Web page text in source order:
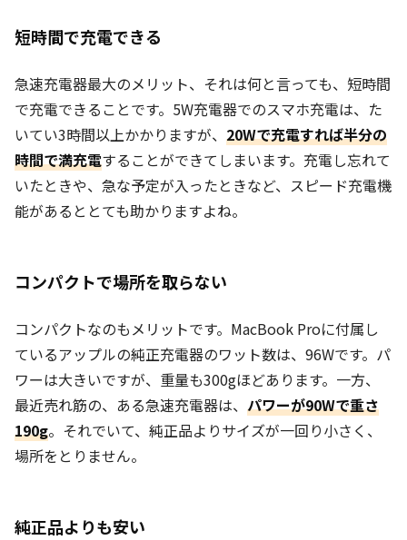
短時間で充電できる
急速充電器最大のメリット、それは何と言っても、短時間
で充電できることです。5W充電器でのスマホ充電は、た
いてい3時間以上かかりますが、 20Wで充電すれば半分の
時間で満充電することができてしまいます。充電し忘れて
いたときや、急な予定が入ったときなど、スピード充電機
能があるととても助かりますよね。
コンパクトで場所を取らない
コンパクトなのもメリットです。MacBook Proに付属し
ているアップルの純正充電器のワット数は、96Wです。パ
ワーは大きいですが、重量も300gほどあります。一方、
最近売れ筋の、ある急速充電器は、 パワーが90Wで重さ
190g。それでいて、純正品よりサイズが一回り小さく、
場所をとりません。
純正品よりも安い